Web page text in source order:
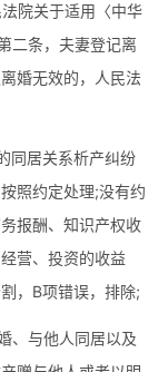
院关于适用〈中华
二条，夫妻登记离
婚无效的，人民法
同居关系析产纠纷
照约定处理;没有约
报酬、知识产权收
营、投资的收益
，B项错误，排除;
、与他人同居以及